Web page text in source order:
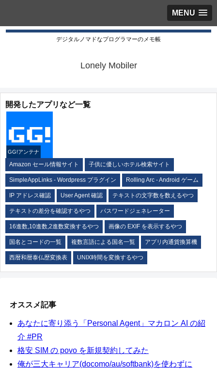
MENU
デジタルノマドなプログラマーのメモ帳
Lonely Mobiler
開発したアプリなど一覧
GG!アンテナ
Amazon セール情報サイト 子供に優しいホテル検索サイト
SimpleAppLinks - Wordpress プラグイン Rolling Arc - Android ゲーム
IP アドレス確認 User Agent 確認 テキストの文字数を数えるやつ
テキストの差分を確認するやつ パスワードジェネレーター
16進数,10進数,2進数変換するやつ 画像の EXIF を表示するやつ
国名とコードの一覧 複数言語による国名一覧 アプリ内通貨換算機
西暦和暦泰仏歴変換表 UNIX時間を変換するやつ
オススメ記事
あなたに寄り添う「Personal Agent」マカロン AI の紹
介 #PR
格安 SIM の povo を新規契約してみた
俺が三大キャリア(docomo/au/softbank)を使わずに